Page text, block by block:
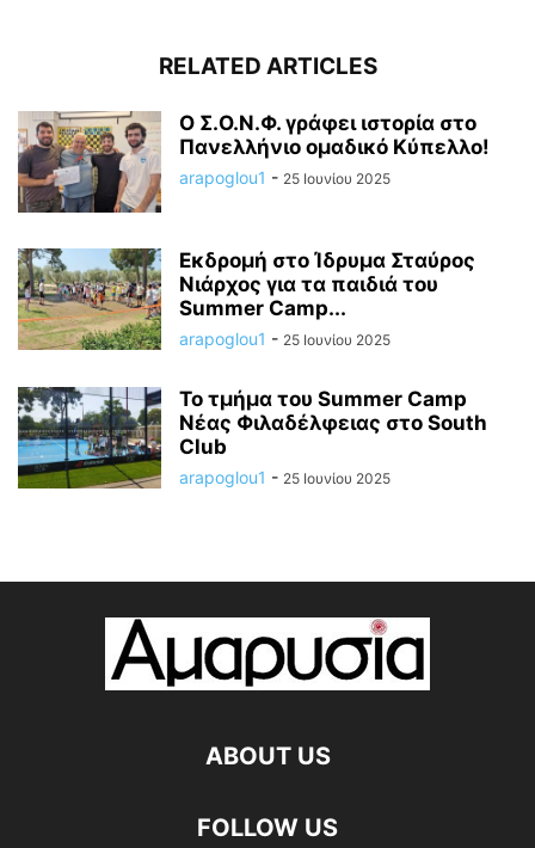
RELATED ARTICLES
Ο Σ.Ο.Ν.Φ. γράφει ιστορία στο
Πανελλήνιο ομαδικό Κύπελλο!
arapoglou1 - 25 Ιουνίου 2025
Εκδρομή στο Ίδρυμα Σταύρος
Νιάρχος για τα παιδιά του
Summer Camp...
arapoglou1 - 25 Ιουνίου 2025
Το τμήμα του Summer Camp
Νέας Φιλαδέλφειας στο South
Club
arapoglou1 - 25 Ιουνίου 2025
ABOUT US
FOLLOW US